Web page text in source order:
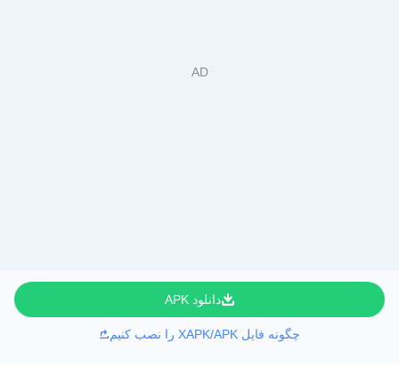
دانلود APK
چگونه فایل XAPK/APK را نصب کنیم